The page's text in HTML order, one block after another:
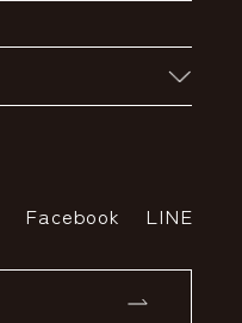
Facebook LINE